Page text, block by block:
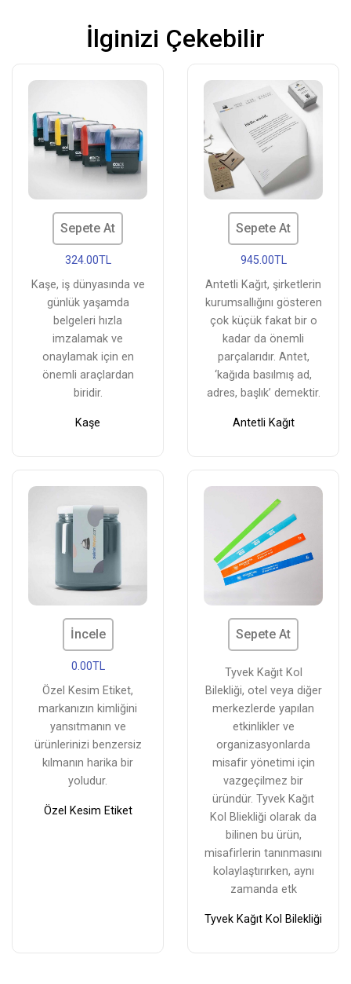
İlginizi Çekebilir
Sepete At
324.00TL
Kaşe, iş dünyasında ve
günlük yaşamda
belgeleri hızla
imzalamak ve
onaylamak için en
önemli araçlardan
biridir.
Kaşe
Sepete At
945.00TL
Antetli Kağıt, şirketlerin
kurumsallığını gösteren
çok küçük fakat bir o
kadar da önemli
parçalarıdır. Antet,
‘kağıda basılmış ad,
adres, başlık’ demektir.
Antetli Kağıt
İncele
0.00TL
Özel Kesim Etiket,
markanızın kimliğini
yansıtmanın ve
ürünlerinizi benzersiz
kılmanın harika bir
yoludur.
Özel Kesim Etiket
Sepete At
Tyvek Kağıt Kol
Bilekliği, otel veya diğer
merkezlerde yapılan
etkinlikler ve
organizasyonlarda
misafir yönetimi için
vazgeçilmez bir
üründür. Tyvek Kağıt
Kol Bliekliği olarak da
bilinen bu ürün,
misafirlerin tanınmasını
kolaylaştırırken, aynı
zamanda etk
Tyvek Kağıt Kol Bilekliği